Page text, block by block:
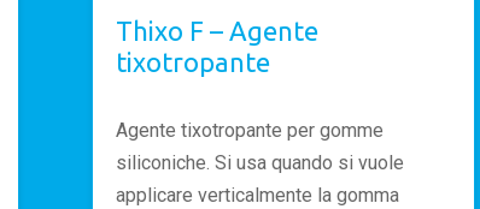
Thixo F – Agente
tixotropante
Agente tixotropante per gomme
siliconiche. Si usa quando si vuole
applicare verticalmente la gomma